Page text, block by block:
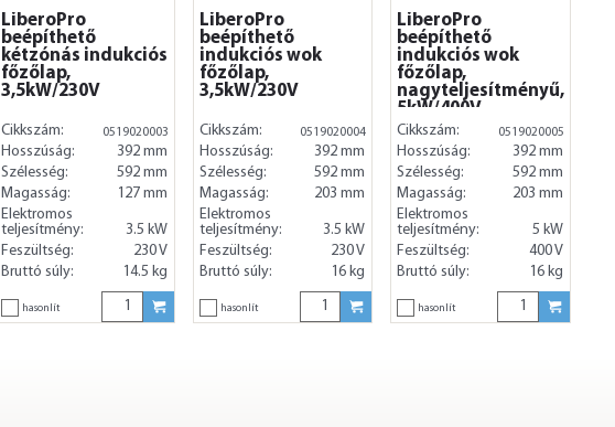
LiberoPro
beépíthető
kétzónás indukciós
főzőlap,
3,5kW/230V
Cikkszám: 0519020003
Hosszúság:
392 mm
Szélesség:
592 mm
Magasság:
127 mm
Elektromos
teljesítmény:
3.5 kW
Feszültség:
230 V
Bruttó súly:
14.5 kg
hasonlít
LiberoPro
beépíthető
indukciós wok
főzőlap,
3,5kW/230V
Cikkszám: 0519020004
Hosszúság:
392 mm
Szélesség:
592 mm
Magasság:
203 mm
Elektromos
teljesítmény:
3.5 kW
Feszültség:
230 V
Bruttó súly:
16 kg
hasonlít
LiberoPro
beépíthető
indukciós wok
főzőlap,
nagyteljesítményű,
5kW/400V
Cikkszám: 0519020005
Hosszúság:
392 mm
Szélesség:
592 mm
Magasság:
203 mm
Elektromos
teljesítmény:
5 kW
Feszültség:
400 V
Bruttó súly:
16 kg
hasonlít